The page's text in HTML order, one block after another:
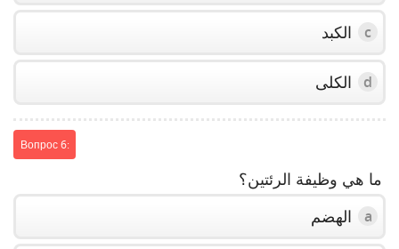
c الكبد
d الكلى
Вопрос 6:
ما هي وظيفة الرئتين؟
a الهضم